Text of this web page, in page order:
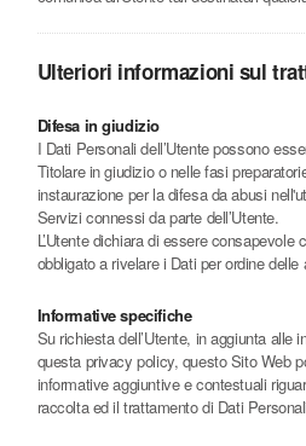
Ulteriori informazioni sul
Difesa in giudizio
I Dati Personali dell’Utente possono
Titolare in giudizio o nelle fasi
instaurazione per la difesa da abusi
Servizi connessi da parte dell’Utente.
L’Utente dichiara di essere consapevole
obbligato a rivelare i Dati per ordine delle
Informative specifiche
Su richiesta dell’Utente, in aggiunta alle
questa privacy policy, questo Sito Web
informative aggiuntive e contestuali
raccolta ed il trattamento di Dati